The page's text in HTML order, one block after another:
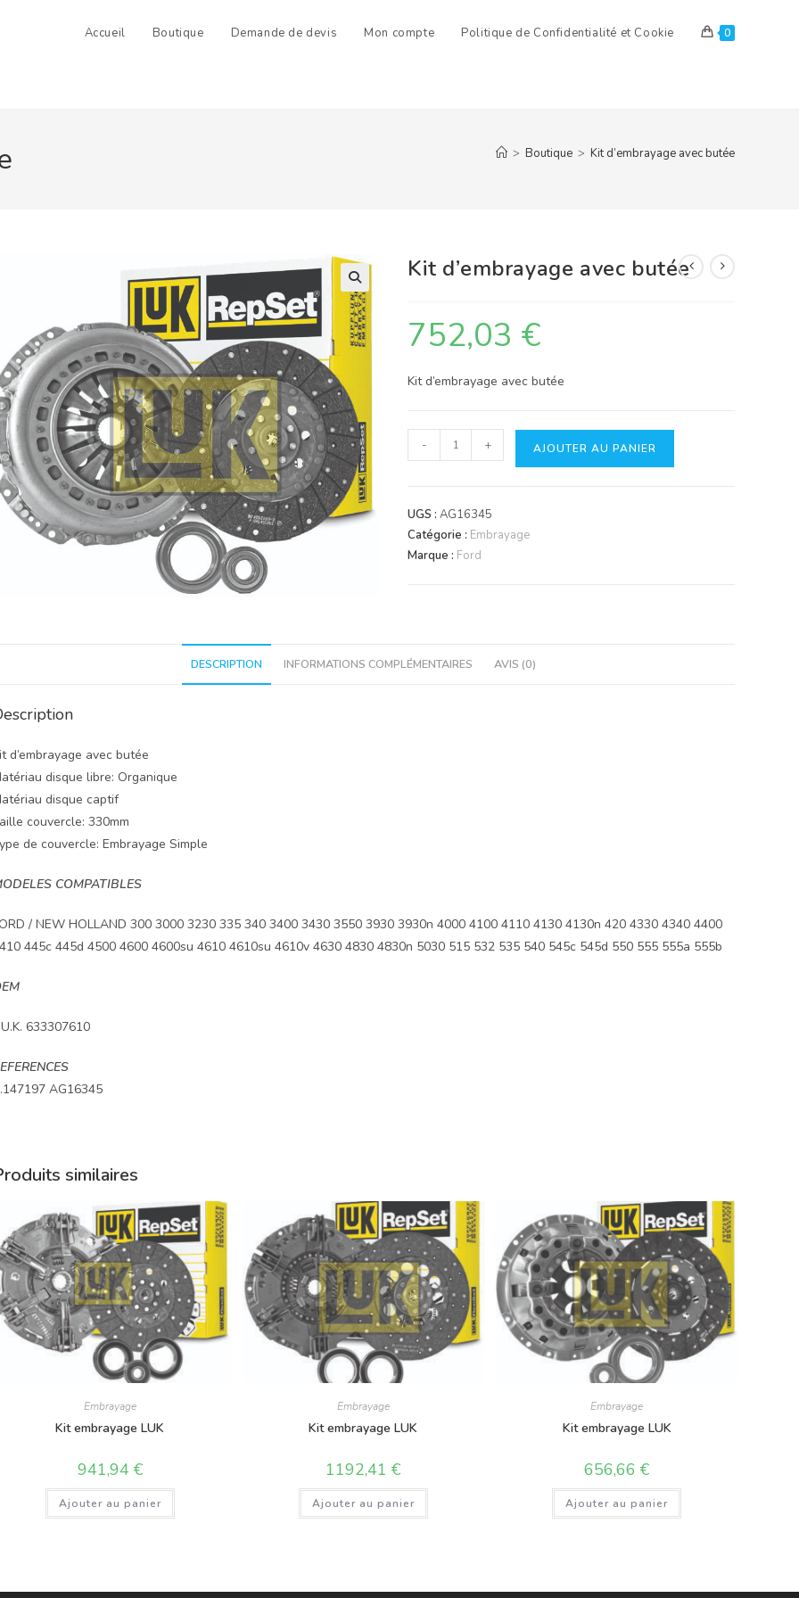
Accueil Boutique Demande de devis Mon compte Politique de Confidentialité et Cookie 0
> Boutique > Kit d’embrayage avec butée
Kit d’embrayage avec butée
752,03 €
Kit d’embrayage avec butée
quantité
de
d'embrayage
avec
butée
- + AJOUTER AU PANIER
UGS :AG16345
Catégorie : Embrayage
Marque : Ford
DESCRIPTION INFORMATIONS COMPLÉMENTAIRES AVIS (0)
d’embrayage avec butée
disque libre: Organique
disque captif
couvercle: 330mm
de couvercle: Embrayage Simple
COMPATIBLES
/ NEW HOLLAND 300 3000 3230 335 340 3400 3430 3550 3930 3930n 4000 4100 4110 4130 4130n 420 4330 4340 4400
445c 445d 4500 4600 4600su 4610 4610su 4610v 4630 4830 4830n 5030 515 532 535 540 545c 545d 550 555 555a 555b
633307610
AG16345
similaires
Embrayage
Kit embrayage LUK
941,94 €
Ajouter au panier
Embrayage
Kit embrayage LUK
1192,41€
Ajouter au panier
Embrayage
Kit embrayage LUK
656,66€
Ajouter au panier